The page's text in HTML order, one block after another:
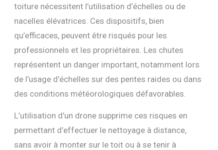
toiture nécessitent l’utilisation d’échelles ou de
nacelles élévatrices. Ces dispositifs, bien
qu’efficaces, peuvent être risqués pour les
professionnels et les propriétaires. Les chutes
représentent un danger important, notamment lors
de l’usage d’échelles sur des pentes raides ou dans
des conditions météorologiques défavorables.
L’utilisation d’un drone supprime ces risques en
permettant d’effectuer le nettoyage à distance,
sans avoir à monter sur le toit ou à se tenir à